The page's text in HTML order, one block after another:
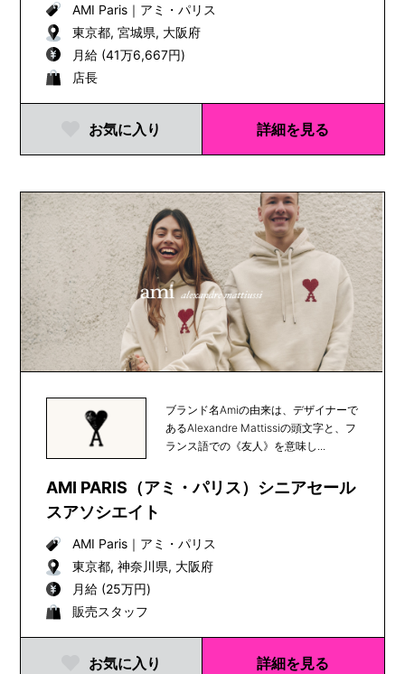
AMI Paris｜ アミ・パリス
東京都, 宮城県, 大阪府
月給 (41万6,667円)
店長
お気に入り 詳細を見る
ブランド名Amiの由来は、デザイナーで
あるAlexandre Mattissiの頭文字と、フ
ランス語での《友人》を意味し...
AMI PARIS（アミ・パリス）シニアセール
スアソシエイト
AMI Paris｜ アミ・パリス
東京都, 神奈川県, 大阪府
月給 (25万円)
販売スタッフ
お気に入り 詳細を見る